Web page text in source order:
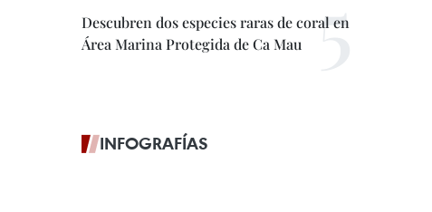
Descubren dos especies raras de coral en
Área Marina Protegida de Ca Mau
INFOGRAFÍAS